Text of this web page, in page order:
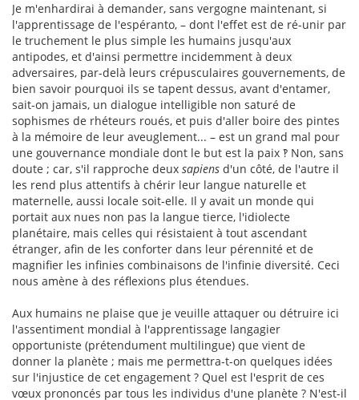
Je m'enhardirai à demander, sans vergogne maintenant, si
l'apprentissage de l'espéranto, – dont l'effet est de ré-unir par
le truchement le plus simple les humains jusqu'aux
antipodes, et d'ainsi permettre incidemment à deux
adversaires, par-delà leurs crépusculaires gouvernements, de
bien savoir pourquoi ils se tapent dessus, avant d'entamer,
sait-on jamais, un dialogue intelligible non saturé de
sophismes de rhéteurs roués, et puis d'aller boire des pintes
à la mémoire de leur aveuglement... – est un grand mal pour
une gouvernance mondiale dont le but est la paix ‽ Non, sans
doute ; car, s'il rapproche deux sapiens d'un côté, de l'autre il
les rend plus attentifs à chérir leur langue naturelle et
maternelle, aussi locale soit-elle. Il y avait un monde qui
portait aux nues non pas la langue tierce, l'idiolecte
planétaire, mais celles qui résistaient à tout ascendant
étranger, afin de les conforter dans leur pérennité et de
magnifier les infinies combinaisons de l'infinie diversité. Ceci
nous amène à des réflexions plus étendues.
Aux humains ne plaise que je veuille attaquer ou détruire ici
l'assentiment mondial à l'apprentissage langagier
opportuniste (prétendument multilingue) que vient de
donner la planète ; mais me permettra-t-on quelques idées
sur l'injustice de cet engagement ? Quel est l'esprit de ces
vœux prononcés par tous les individus d'une planète ? N'est-il